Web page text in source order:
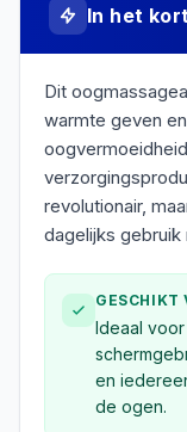
In het
Dit
warmte geven
revolutionair,
dagelijks gebruik
GESCHIKT
Ideaal
en
de ogen.